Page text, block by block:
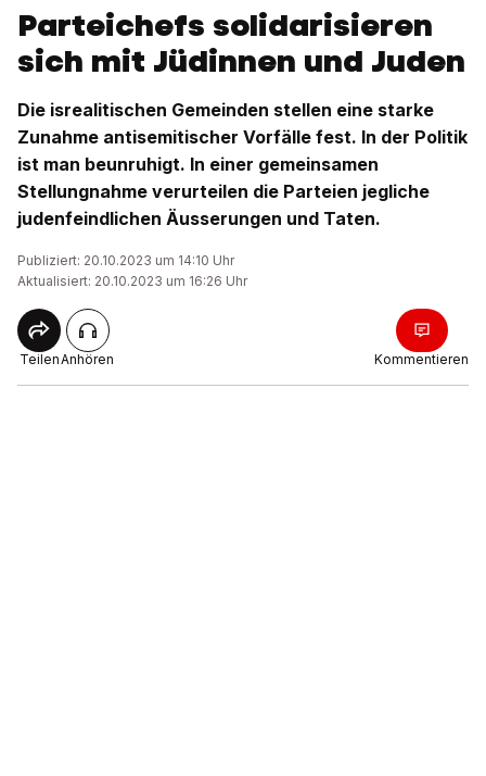
Parteichefs solidarisieren
sich mit Jüdinnen und Juden
Die isrealitischen Gemeinden stellen eine starke
Zunahme antisemitischer Vorfälle fest. In der Politik
ist man beunruhigt. In einer gemeinsamen
Stellungnahme verurteilen die Parteien jegliche
judenfeindlichen Äusserungen und Taten.
Publiziert: 20.10.2023 um 14:10 Uhr
Aktualisiert: 20.10.2023 um 16:26 Uhr
TeilenAnhören Kommentieren